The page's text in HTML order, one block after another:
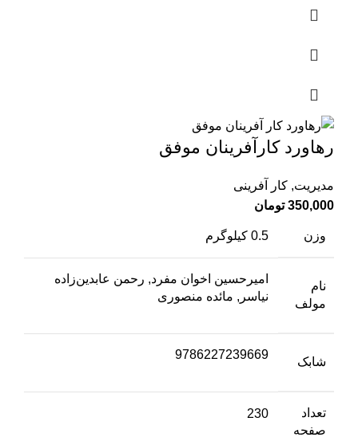
رهاورد کار‌آفرینان موفق
مدیریت, کار آفرینی
350,000 تومان
وزن 0.5 کیلوگرم
نام
مولف
امیرحسین اخوان مفرد, رحمن عابدین‌زاده
نیاسر, مائده منصوری
شابک
9786227239669
تعداد
صفحه
230